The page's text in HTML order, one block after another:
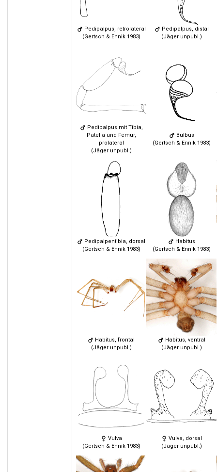
Pedipalpus, retrolateral
(Gertsch & Ennik 1983)
Pedipalpus, distal
(Jäger unpubl.)
Pedipalpus mit Tibia,
Patella und Femur,
prolateral
(Jäger unpubl.)
Bulbus
(Gertsch & Ennik 1983)
Pedipalpentibia, dorsal
(Gertsch & Ennik 1983)
Habitus
(Gertsch & Ennik 1983)
Habitus, frontal
(Jäger unpubl.)
Habitus, ventral
(Jäger unpubl.)
Vulva
(Gertsch & Ennik 1983)
Vulva, dorsal
(Jäger unpubl.)